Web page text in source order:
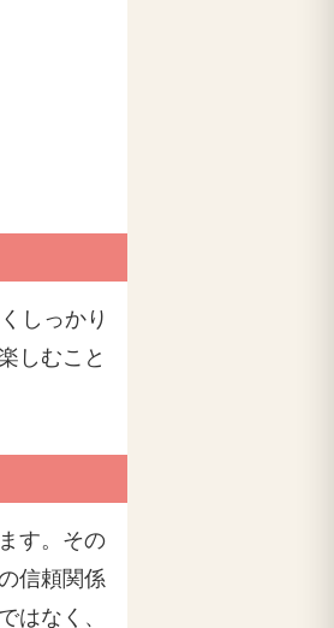
しっかり
しむこと
す。その
信頼関係
はなく、